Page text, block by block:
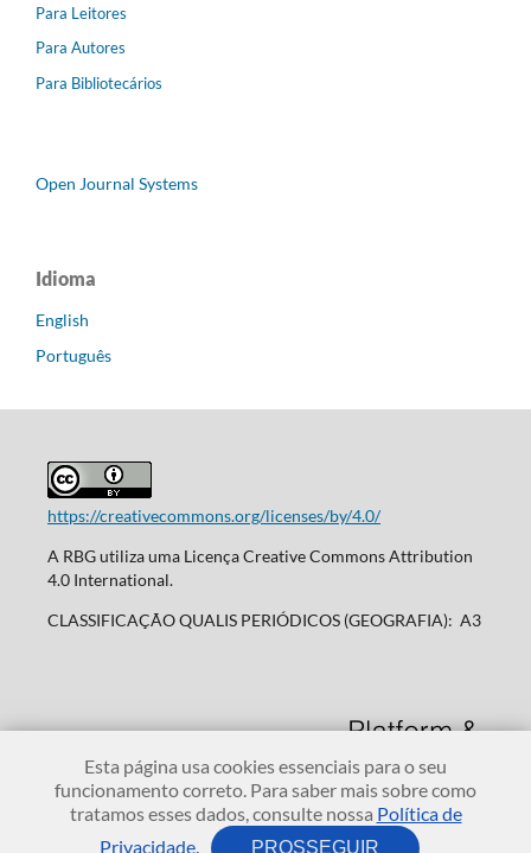
Para Leitores
Para Autores
Para Bibliotecários
Open Journal Systems
Idioma
English
Português
https://creativecommons.org/licenses/by/4.0/
A RBG utiliza uma Licença Creative Commons Attribution
4.0 International.
CLASSIFICAÇÃO QUALIS PERIÓDICOS (GEOGRAFIA): A3
Esta página usa cookies essenciais para o seu
funcionamento correto. Para saber mais sobre como
tratamos esses dados, consulte nossa Política de
Privacidade.
PROSSEGUIR